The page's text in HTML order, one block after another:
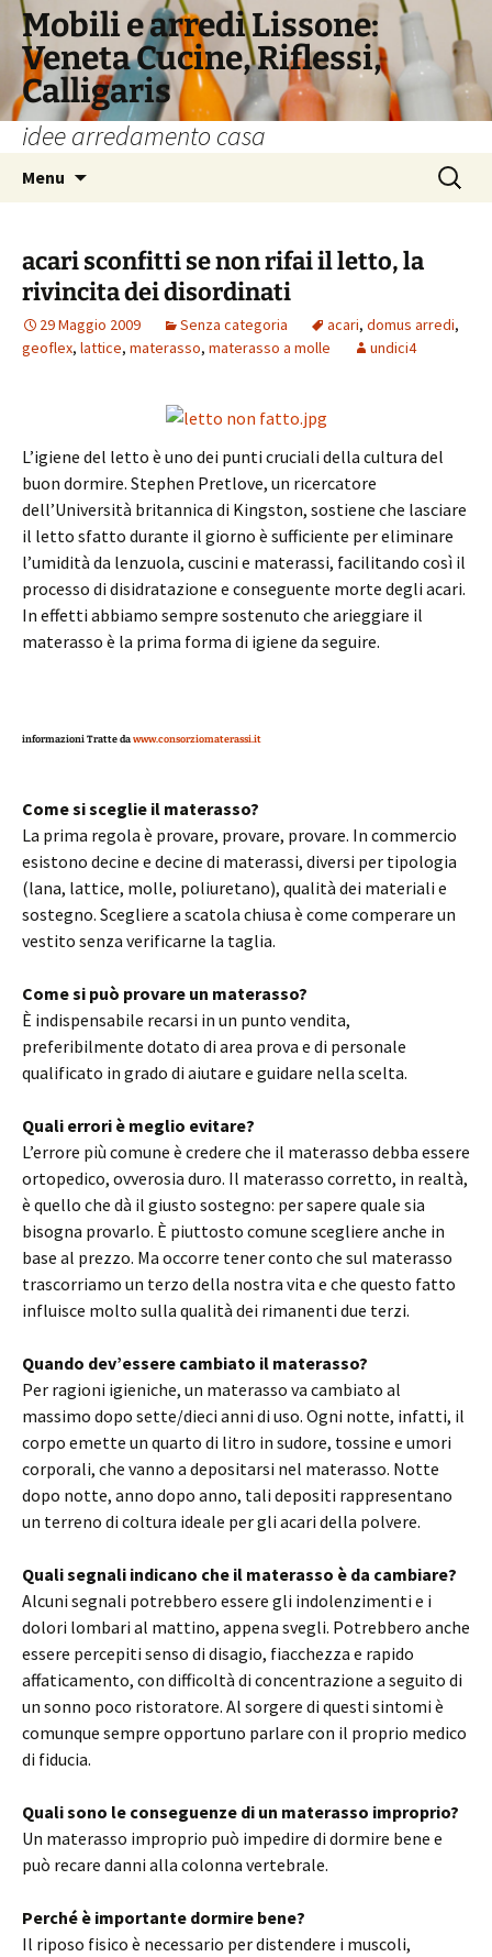
Vai
contenuto
Mobili e arredi Lissone:
Veneta Cucine, Riflessi,
Calligaris
idee arredamento casa
Menu
Ricerca
per:
acari sconfitti se non rifai il letto, la
rivincita dei disordinati
29 Maggio 2009 Senza categoria acari, domus arredi,
geoflex, lattice, materasso, materasso a molle undici4
L’igiene del letto è uno dei punti cruciali della cultura del
buon dormire. Stephen Pretlove, un ricercatore
dell’Università britannica di Kingston, sostiene che lasciare
il letto sfatto durante il giorno è sufficiente per eliminare
l’umidità da lenzuola, cuscini e materassi, facilitando così il
processo di disidratazione e conseguente morte degli acari.
In effetti abbiamo sempre sostenuto che arieggiare il
materasso è la prima forma di igiene da seguire.
informazioni Tratte da www.consorziomaterassi.it
Come si sceglie il materasso?
La prima regola è provare, provare, provare. In commercio
esistono decine e decine di materassi, diversi per tipologia
(lana, lattice, molle, poliuretano), qualità dei materiali e
sostegno. Scegliere a scatola chiusa è come comperare un
vestito senza verificarne la taglia.
Come si può provare un materasso?
È indispensabile recarsi in un punto vendita,
preferibilmente dotato di area prova e di personale
qualificato in grado di aiutare e guidare nella scelta.
Quali errori è meglio evitare?
L’errore più comune è credere che il materasso debba essere
ortopedico, ovverosia duro. Il materasso corretto, in realtà,
è quello che dà il giusto sostegno: per sapere quale sia
bisogna provarlo. È piuttosto comune scegliere anche in
base al prezzo. Ma occorre tener conto che sul materasso
trascorriamo un terzo della nostra vita e che questo fatto
influisce molto sulla qualità dei rimanenti due terzi.
Quando dev’essere cambiato il materasso?
Per ragioni igieniche, un materasso va cambiato al
massimo dopo sette/dieci anni di uso. Ogni notte, infatti, il
corpo emette un quarto di litro in sudore, tossine e umori
corporali, che vanno a depositarsi nel materasso. Notte
dopo notte, anno dopo anno, tali depositi rappresentano
un terreno di coltura ideale per gli acari della polvere.
Quali segnali indicano che il materasso è da cambiare?
Alcuni segnali potrebbero essere gli indolenzimenti e i
dolori lombari al mattino, appena svegli. Potrebbero anche
essere percepiti senso di disagio, fiacchezza e rapido
affaticamento, con difficoltà di concentrazione a seguito di
un sonno poco ristoratore. Al sorgere di questi sintomi è
comunque sempre opportuno parlare con il proprio medico
di fiducia.
Quali sono le conseguenze di un materasso improprio?
Un materasso improprio può impedire di dormire bene e
può recare danni alla colonna vertebrale.
Perché è importante dormire bene?
Il riposo fisico è necessario per distendere i muscoli,